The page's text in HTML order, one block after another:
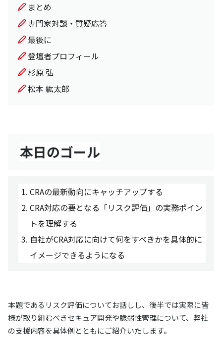
まとめ
専門家対談・質疑応答
最後に
登壇者プロフィール
杉原 弘
松本 紘太郎
本日のゴール
CRAの最新動向にキャッチアップする
CRA対応の要となる「リスク評価」の実務ポイン
トを理解する
自社がCRA対応に向けて何をすべきかを具体的に
イメージできるようになる
本題であるリスク評価についてお話しし、後半では実際に皆
様が取り組むべきセキュア開発や脆弱性管理について、弊社
の支援内容を具体例とともにご紹介いたします。